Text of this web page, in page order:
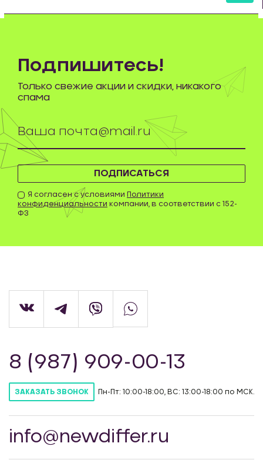
ПОДПИСАТЬСЯ
Я согласен с условиями Политики
конфиденциальности компании, в соответствии с 152-
ФЗ
Подпишитесь!
Только свежие акции и скидки, никакого
спама
8 (987) 909-00-13
ЗАКАЗАТЬ ЗВОНОК Пн-Пт: 10:00-18:00, ВС: 13:00-18:00 по МСК.
info@newdiffer.ru